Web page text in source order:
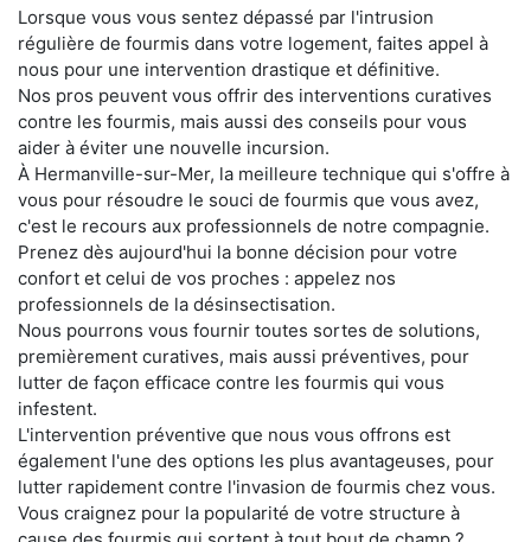
Lorsque vous vous sentez dépassé par l'intrusion
régulière de fourmis dans votre logement, faites appel à
nous pour une intervention drastique et définitive.
Nos pros peuvent vous offrir des interventions curatives
contre les fourmis, mais aussi des conseils pour vous
aider à éviter une nouvelle incursion.
À Hermanville-sur-Mer, la meilleure technique qui s'offre à
vous pour résoudre le souci de fourmis que vous avez,
c'est le recours aux professionnels de notre compagnie.
Prenez dès aujourd'hui la bonne décision pour votre
confort et celui de vos proches : appelez nos
professionnels de la désinsectisation.
Nous pourrons vous fournir toutes sortes de solutions,
premièrement curatives, mais aussi préventives, pour
lutter de façon efficace contre les fourmis qui vous
infestent.
L'intervention préventive que nous vous offrons est
également l'une des options les plus avantageuses, pour
lutter rapidement contre l'invasion de fourmis chez vous.
Vous craignez pour la popularité de votre structure à